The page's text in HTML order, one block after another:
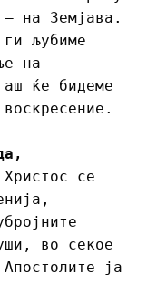
на Земјава.
љубиме
на
ќе бидеме
се
во секое
ја